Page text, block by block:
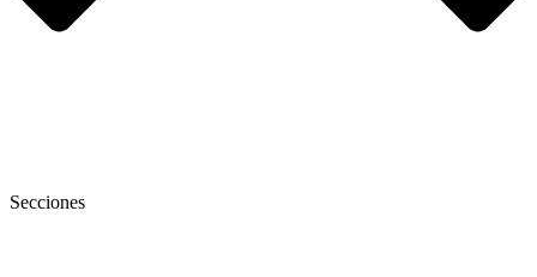
Secciones